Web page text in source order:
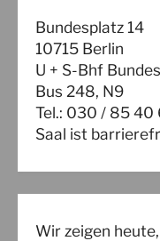
Bundesplatz 14
10715 Berlin
U + S-Bhf
Bus 248, N9
Tel.: 030 / 85 40
Saal ist
Wir zeigen heute,